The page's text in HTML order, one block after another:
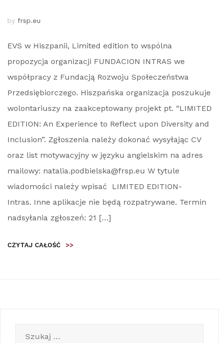
by frsp.eu
EVS w Hiszpanii, Limited edition to wspólna
propozycja organizacji FUNDACION INTRAS we
współpracy z Fundacją Rozwoju Społeczeństwa
Przedsiębiorczego. Hiszpańska organizacja poszukuje
wolontariuszy na zaakceptowany projekt pt. “LIMITED
EDITION: An Experience to Reflect upon Diversity and
Inclusion”. Zgłoszenia należy dokonać wysyłając CV
oraz list motywacyjny w języku angielskim na adres
mailowy: natalia.podbielska@frsp.eu W tytule
wiadomości należy wpisać LIMITED EDITION-
Intras. Inne aplikacje nie będą rozpatrywane. Termin
nadsyłania zgłoszeń: 21 […]
CZYTAJ CAŁOŚĆ >>